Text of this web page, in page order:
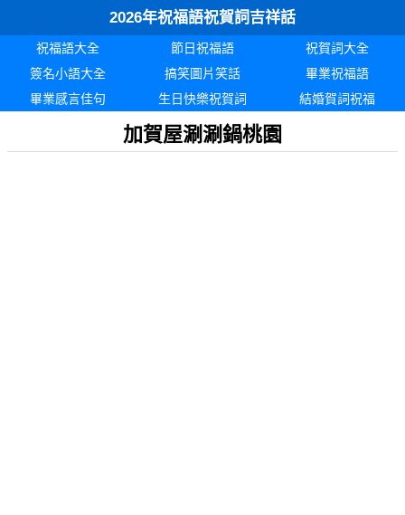
2026年祝福語祝賀詞吉祥話
祝福語大全 節日祝福語
祝賀詞大全
簽名小語大全
搞笑圖片笑話
畢業祝福語
畢業感言佳句
生日快樂祝賀詞 結婚賀詞祝福
加賀屋涮涮鍋桃園